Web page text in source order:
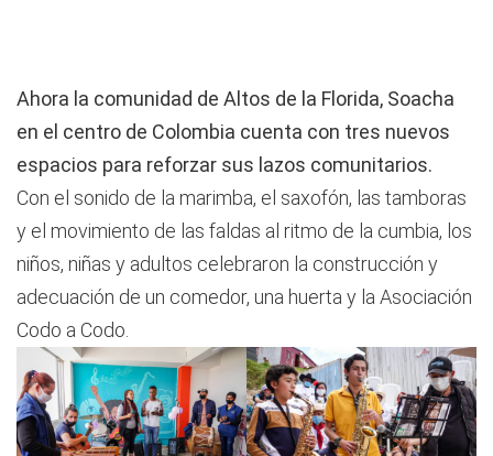
Ahora la comunidad de Altos de la Florida, Soacha
en el centro de Colombia cuenta con tres nuevos
espacios para reforzar sus lazos comunitarios.
Con el sonido de la marimba, el saxofón, las tamboras
y el movimiento de las faldas al ritmo de la cumbia, los
niños, niñas y adultos celebraron la construcción y
adecuación de un comedor, una huerta y la Asociación
Codo a Codo.